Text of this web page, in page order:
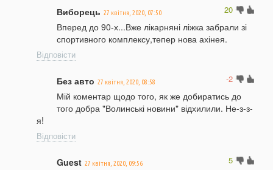
20
Виборець 27 квітня, 2020, 07:50
Вперед до 90-х...Вже лікарняні ліжка забрали зі
спортивного комплексу,тепер нова ахінея.
Відповісти
-2
Без авто 27 квітня, 2020, 08:58
Мій коментар щодо того, як же добиратись до
того добра "Волинські новини" відхилили. Не-з-з-
я!
Відповісти
5
Guest 27 квітня, 2020, 09:56